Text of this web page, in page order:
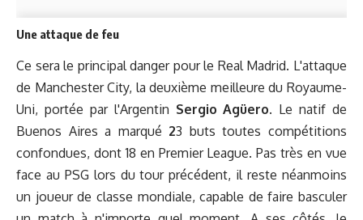
Une attaque de feu
Ce sera le principal danger pour le Real Madrid. L'attaque
de Manchester City, la deuxième meilleure du Royaume-
Uni, portée par l'Argentin Sergio Agüero. Le natif de
Buenos Aires a marqué 23 buts toutes compétitions
confondues, dont 18 en Premier League. Pas très en vue
face au PSG lors du tour précédent, il reste néanmoins
un joueur de classe mondiale, capable de faire basculer